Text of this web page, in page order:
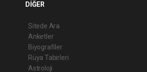
DİĞER
Sitede Ara
Anketler
Biyografiler
Rüya Tabirleri
Astroloji